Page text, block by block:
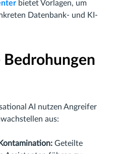
bietet Vorlagen, um
Datenbank- und KI-
AI nutzen Angreifer
aus:
Geteilte